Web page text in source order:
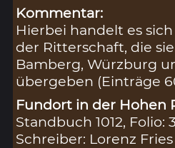
Kommentar:
Hierbei handelt es
der Ritterschaft, die
Bamberg, Würzburg
übergeben (Einträge
Fundort in der Hohen
Standbuch 1012, Folio:
Schreiber: Lorenz Fries